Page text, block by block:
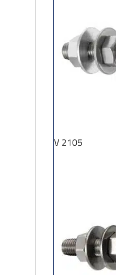
V 2105